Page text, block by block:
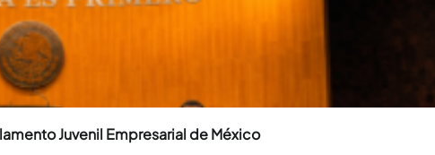
Juvenil Empresarial de México